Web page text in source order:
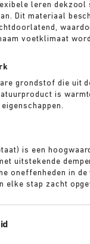
leren dekzool
Dit materiaal
voetklimaat
grondstof die uit
is
is een
uitstekende
oneffenheden in
elke stap zacht